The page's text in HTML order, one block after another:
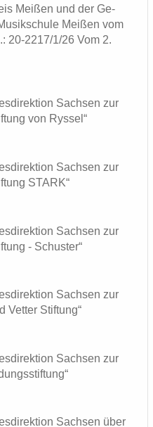
Mei­ßen und der Ge­
Mei­ßen vom
20-2217/1/26 Vom 2.
Sach­sen zur
von Rys­sel“
Sach­sen zur
STARK“
Sach­sen zur
- Schus­ter“
Sach­sen zur
Vet­ter Stif­tung“
Sach­sen zur
Sach­sen über